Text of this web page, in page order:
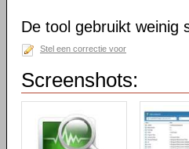
De tool gebruikt weinig
Stel een correctie voor
Screenshots: